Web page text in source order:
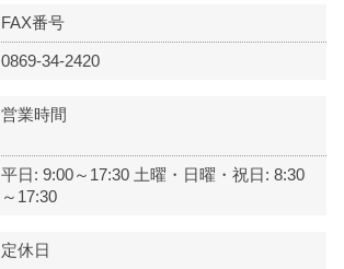
FAX番号
0869-34-2420
営業時間
平日: 9:00～17:30 土曜・日曜・祝日: 8:30
～17:30
定休日